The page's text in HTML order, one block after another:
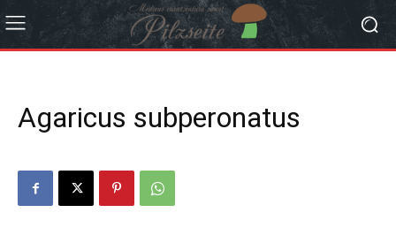
Agaricus subperonatus